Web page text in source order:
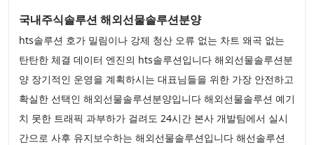
국내주식솔루션 해외선물솔루션분양
hts솔루션 호가 밀림이나 강제 청산 오류 없는 차트 왜곡 없는
탄탄한 체결 데이터 엔진의 hts솔루션입니다 해외선물솔루션분
양 장기적인 운영을 계획하시는 대표님들을 위한 가장 안전하고
확실한 선택인 해외선물솔루션분양입니다 해외선물솔루션 예기
치 못한 트래픽 과부하가 걸려도 24시간 본사 개발팀에서 실시
간으로 사후 유지보수하는 해외선물솔루션입니다 해선솔루션